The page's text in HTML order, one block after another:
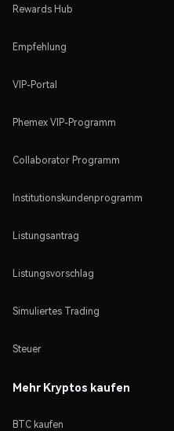
Rewards Hub
Empfehlung
VIP-Portal
Phemex VIP-Programm
Collaborator Programm
Institutionskundenprogramm
Listungsantrag
Listungsvorschlag
Simuliertes Trading
Steuer
Mehr Kryptos kaufen
BTC kaufen